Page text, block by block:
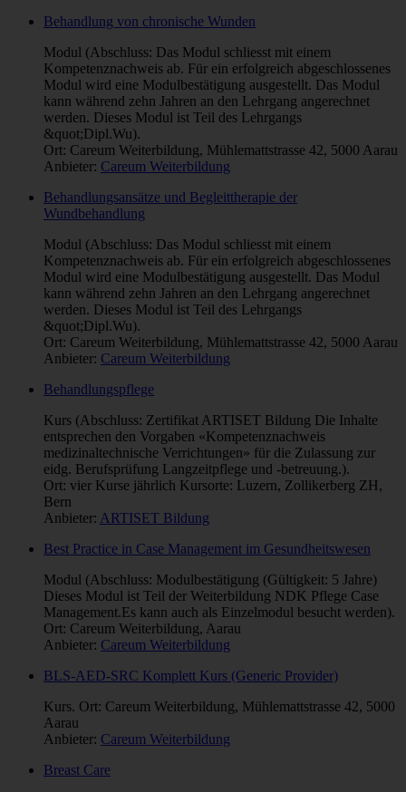
Behandlung von chronische Wunden
Modul (Abschluss: Das Modul schliesst mit einem
Kompetenznachweis ab. Für ein erfolgreich abgeschlossenes
Modul wird eine Modulbestätigung ausgestellt. Das Modul
kann während zehn Jahren an den Lehrgang angerechnet
werden. Dieses Modul ist Teil des Lehrgangs
&quot;Dipl.Wu).
Ort: Careum Weiterbildung, Mühlemattstrasse 42, 5000 Aarau
Anbieter: Careum Weiterbildung
Behandlungsansätze und Begleittherapie der
Wundbehandlung
Modul (Abschluss: Das Modul schliesst mit einem
Kompetenznachweis ab. Für ein erfolgreich abgeschlossenes
Modul wird eine Modulbestätigung ausgestellt. Das Modul
kann während zehn Jahren an den Lehrgang angerechnet
werden. Dieses Modul ist Teil des Lehrgangs
&quot;Dipl.Wu).
Ort: Careum Weiterbildung, Mühlemattstrasse 42, 5000 Aarau
Anbieter: Careum Weiterbildung
Behandlungspflege
Kurs (Abschluss: Zertifikat ARTISET Bildung Die Inhalte
entsprechen den Vorgaben «Kompetenznachweis
medizinaltechnische Verrichtungen» für die Zulassung zur
eidg. Berufsprüfung Langzeitpflege und -betreuung.).
Ort: vier Kurse jährlich Kursorte: Luzern, Zollikerberg ZH,
Bern
Anbieter: ARTISET Bildung
Best Practice in Case Management im Gesundheitswesen
Modul (Abschluss: Modulbestätigung (Gültigkeit: 5 Jahre)
Dieses Modul ist Teil der Weiterbildung NDK Pflege Case
Management.Es kann auch als Einzelmodul besucht werden).
Ort: Careum Weiterbildung, Aarau
Anbieter: Careum Weiterbildung
BLS-AED-SRC Komplett Kurs (Generic Provider)
Kurs. Ort: Careum Weiterbildung, Mühlemattstrasse 42, 5000
Aarau
Anbieter: Careum Weiterbildung
Breast Care